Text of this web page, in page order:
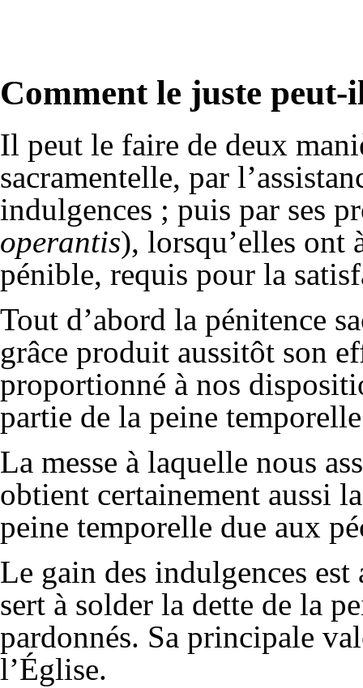
Comment le juste
Il peut le faire de deux
sacramentelle, par
indulgences ; puis par ses
operantis), lorsqu’elles ont
pénible, requis pour la
Tout d’abord la pénitence
grâce produit aussitôt son
proportionné à nos
partie de la peine
La messe à laquelle nous
obtient certainement aussi
peine temporelle due aux
Le gain des indulgences
sert à solder la dette de la
pardonnés. Sa principale
l’Église.